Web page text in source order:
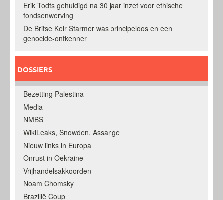
Erik Todts gehuldigd na 30 jaar inzet voor ethische
fondsenwerving
De Britse Keir Starmer was principeloos en een
genocide-ontkenner
DOSSIERS
Bezetting Palestina
Media
NMBS
WikiLeaks, Snowden, Assange
Nieuw links in Europa
Onrust in Oekraine
Vrijhandelsakkoorden
Noam Chomsky
Brazilië Coup